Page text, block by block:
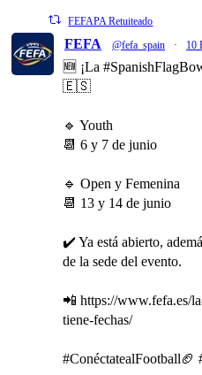
FEFAPA Retuiteado
FEFA @fefa_spain · 10
🆕 ¡La
🇪🇸
🔹 Youth
📆 6 y 7 de junio
🔹 Open y Femenina
📆 13 y 14 de junio
✔️ Ya está abierto,
de la sede del evento.
📲 https://www.fefa.es/
tiene-fechas/
#ConéctatealFootball🏈